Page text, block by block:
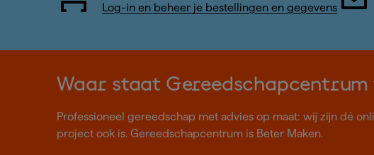
Log-in en beheer je bestellingen en gegevens
Waar staat Gereedschapcentrum
Professioneel gereedschap met advies op maat: wij zijn dé
project ook is. Gereedschapcentrum is Beter Maken.